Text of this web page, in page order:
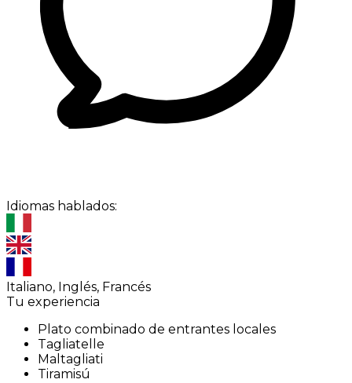
Idiomas hablados:
Italiano, Inglés, Francés
Tu experiencia
Plato combinado de entrantes locales
Tagliatelle
Maltagliati
Tiramisú